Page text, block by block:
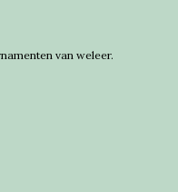
van weleer.